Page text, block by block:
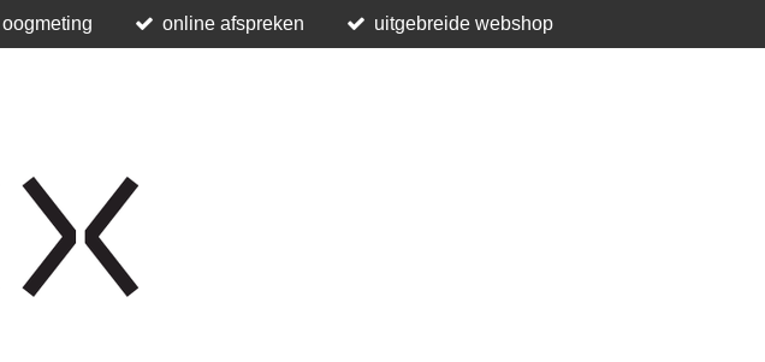
online afspreken uitgebreide webshop